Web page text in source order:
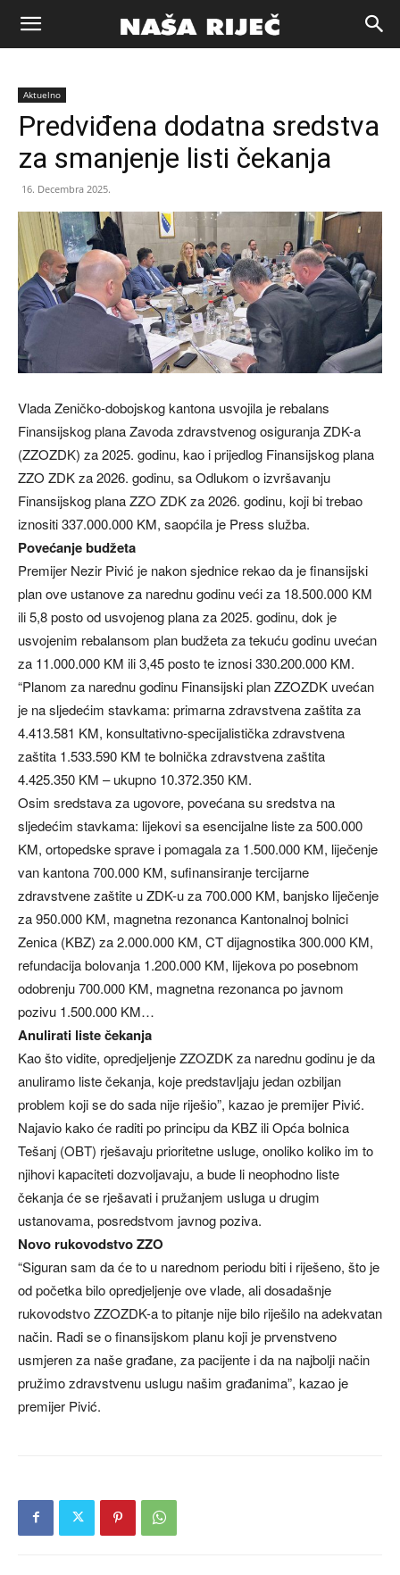
Naša
riječ
Aktuelno
Predviđena dodatna sredstva
za smanjenje listi čekanja
16. Decembra 2025.
Vlada Zeničko-dobojskog kantona usvojila je rebalans
Finansijskog plana Zavoda zdravstvenog osiguranja ZDK-a
(ZZOZDK) za 2025. godinu, kao i prijedlog Finansijskog plana
ZZO ZDK za 2026. godinu, sa Odlukom o izvršavanju
Finansijskog plana ZZO ZDK za 2026. godinu, koji bi trebao
iznositi 337.000.000 KM, saopćila je Press služba.
Povećanje budžeta
Premijer Nezir Pivić je nakon sjednice rekao da je finansijski
plan ove ustanove za narednu godinu veći za 18.500.000 KM
ili 5,8 posto od usvojenog plana za 2025. godinu, dok je
usvojenim rebalansom plan budžeta za tekuću godinu uvećan
za 11.000.000 KM ili 3,45 posto te iznosi 330.200.000 KM.
“Planom za narednu godinu Finansijski plan ZZOZDK uvećan
je na sljedećim stavkama: primarna zdravstvena zaštita za
4.413.581 KM, konsultativno-specijalistička zdravstvena
zaštita 1.533.590 KM te bolnička zdravstvena zaštita
4.425.350 KM – ukupno 10.372.350 KM.
Osim sredstava za ugovore, povećana su sredstva na
sljedećim stavkama: lijekovi sa esencijalne liste za 500.000
KM, ortopedske sprave i pomagala za 1.500.000 KM, liječenje
van kantona 700.000 KM, sufinansiranje tercijarne
zdravstvene zaštite u ZDK-u za 700.000 KM, banjsko liječenje
za 950.000 KM, magnetna rezonanca Kantonalnoj bolnici
Zenica (KBZ) za 2.000.000 KM, CT dijagnostika 300.000 KM,
refundacija bolovanja 1.200.000 KM, lijekova po posebnom
odobrenju 700.000 KM, magnetna rezonanca po javnom
pozivu 1.500.000 KM…
Anulirati liste čekanja
Kao što vidite, opredjeljenje ZZOZDK za narednu godinu je da
anuliramo liste čekanja, koje predstavljaju jedan ozbiljan
problem koji se do sada nije riješio”, kazao je premijer Pivić.
Najavio kako će raditi po principu da KBZ ili Opća bolnica
Tešanj (OBT) rješavaju prioritetne usluge, onoliko koliko im to
njihovi kapaciteti dozvoljavaju, a bude li neophodno liste
čekanja će se rješavati i pružanjem usluga u drugim
ustanovama, posredstvom javnog poziva.
Novo rukovodstvo ZZO
“Siguran sam da će to u narednom periodu biti i riješeno, što je
od početka bilo opredjeljenje ove vlade, ali dosadašnje
rukovodstvo ZZOZDK-a to pitanje nije bilo riješilo na adekvatan
način. Radi se o finansijskom planu koji je prvenstveno
usmjeren za naše građane, za pacijente i da na najbolji način
pružimo zdravstvenu uslugu našim građanima”, kazao je
premijer Pivić.